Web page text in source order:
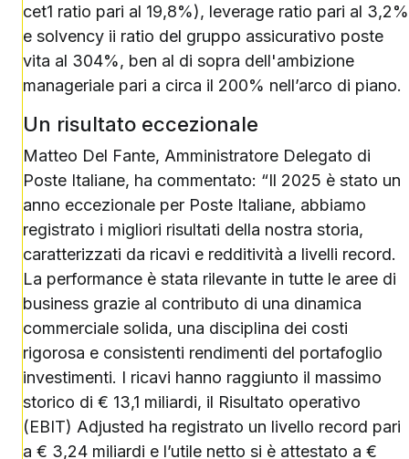
cet1 ratio pari al 19,8%), leverage ratio pari al 3,2%
e solvency ii ratio del gruppo assicurativo poste
vita al 304%, ben al di sopra dell'ambizione
manageriale pari a circa il 200% nell’arco di piano.
Un risultato eccezionale
Matteo Del Fante, Amministratore Delegato di
Poste Italiane, ha commentato: “Il 2025 è stato un
anno eccezionale per Poste Italiane, abbiamo
registrato i migliori risultati della nostra storia,
caratterizzati da ricavi e redditività a livelli record.
La performance è stata rilevante in tutte le aree di
business grazie al contributo di una dinamica
commerciale solida, una disciplina dei costi
rigorosa e consistenti rendimenti del portafoglio
investimenti. I ricavi hanno raggiunto il massimo
storico di € 13,1 miliardi, il Risultato operativo
(EBIT) Adjusted ha registrato un livello record pari
a € 3,24 miliardi e l’utile netto si è attestato a €